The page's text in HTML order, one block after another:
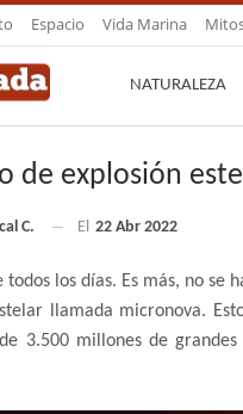
Espacio Vida Marina
NATURALEZA
de explosión
C. El 22 Abr 2022
todos los días. Es más, no
llamada micronova.
3.500 millones de